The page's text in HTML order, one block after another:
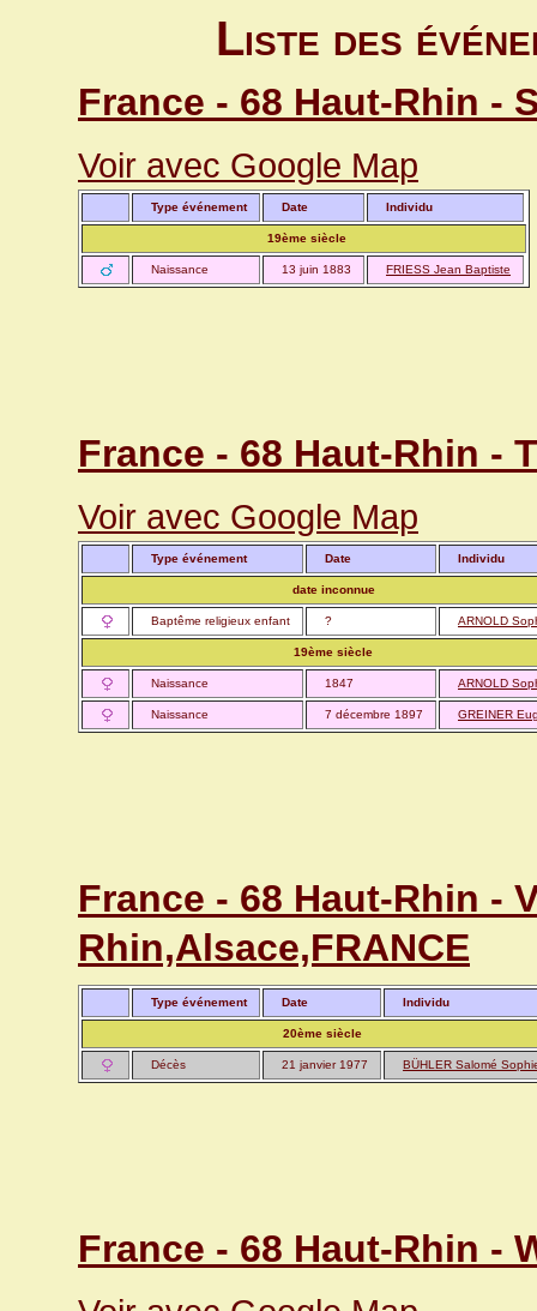
Liste des
France - 68 Haut-Rhin -
Voir avec Google Map
Type événement Date Individu
19ème siècle
Naissance 13 juin 1883 FRIESS Jean Baptiste
France - 68 Haut-Rhin -
Voir avec Google Map
Type événement Date Individu
date inconnue
Baptême religieux enfant ? ARNOLD
19ème siècle
Naissance 1847 ARNOLD
Naissance 7 décembre 1897 GREINER
France - 68 Haut-Rhin -
Rhin,Alsace,FRANCE
Type événement Date Individu
20ème siècle
Décès 21 janvier 1977 BÜHLER Salomé
France - 68 Haut-Rhin -